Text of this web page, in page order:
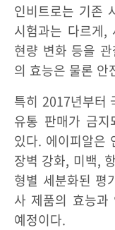
인비트로는 기존
시험과는 다르게,
현량 변화 등을
의 효능은 물론 안
특히 2017년부터
유통 판매가 금
있다. 에이피알은
장벽 강화, 미백,
형별 세분화된 평
사 제품의 효능과
예정이다.